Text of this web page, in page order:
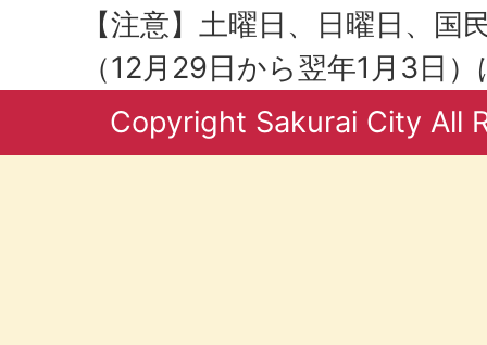
【注意】土曜日、日曜日、国
（12月29日から翌年1月3日
Copyright Sakurai City All